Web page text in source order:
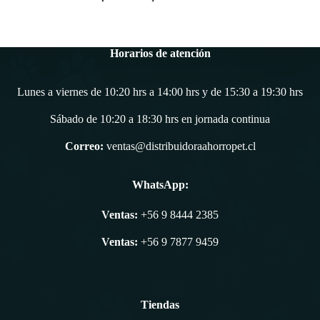
Horarios de atención
Lunes a viernes de 10:20 hrs a 14:00 hrs y de 15:30 a 19:30 hrs
Sábado de 10:20 a 18:30 hrs en jornada continua
Correo: ventas@distribuidoraahorropet.cl
WhatsApp:
Ventas: +56 9 8444 2385
Ventas: +56 9 7877 9459
Tiendas